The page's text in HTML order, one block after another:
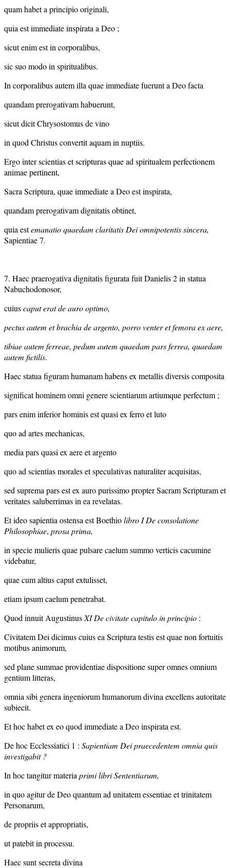
quam habet a principio originali,
quia est immediate inspirata a Deo ;
sicut enim est in corporalibus,
sic suo modo in spiritualibus.
In corporalibus autem illa quae immediate fuerunt a Deo facta
quandam prerogativam habuerunt,
sicut dicit Chrysostomus de vino
in quod Christus convertit aquam in nuptiis.
Ergo inter scientias et scripturas quae ad spiritualem perfectionem
animae pertinent,
Sacra Scriptura, quae immediate a Deo est inspirata,
quandam prerogativam dignitatis obtinet,
quia estemanatio quaedam claritatis Dei omnipotentis sincera,
Sapientiae 7.
7. Haec praerogativa dignitatis figurata fuit Danielis 2 in statua
Nabuchodonosor,
cuiuscaput erat de auro optimo,
pectus autem et brachia de argento, porro venter et femora ex aere,
tibiae autem ferreae, pedum autem quaedam pars ferrea, quaedam
autem fictilis.
Haec statua figuram humanam habens ex metallis diversis composita
significat hominem omni genere scientiarum artiumque perfectum ;
pars enim inferior hominis est quasi ex ferro et luto
quo ad artes mechanicas,
media pars quasi ex aere et argento
quo ad scientias morales et speculativas naturaliter acquisitas,
sed suprema pars est ex auro purissimo propter Sacram Scripturam et
veritates saluberrimas in ea revelatas.
Et ideo sapientia ostensa est Boethiolibro I De consolatione
Philosophiae, prosa prima,
in specie mulieris quae pulsare caelum summo verticis cacumine
videbatur,
quae cum altius caput extulisset,
etiam ipsum caelum penetrabat.
Quod innuit Augustinus XI De civitate capitulo in principio :
Civitatem Dei dicimus cuius ea Scriptura testis est quae non fortuitis
motibus animorum,
sed plane summae providentiae dispositione super omnes omnium
gentium litteras,
omnia sibi genera ingeniorum humanorum divina excellens autoritate
subiecit.
Et hoc habet ex eo quod immediate a Deo inspirata est.
De hoc Ecclessiatici 1 : Sapientiam Dei praecedentem omnia quis
investigabit ?
In hoc tangitur materia primi libri Sententiarum,
in quo agitur de Deo quantum ad unitatem essentiae et trinitatem
Personarum,
de propriis et appropriatis,
ut patebit in processu.
Haec sunt secreta divina